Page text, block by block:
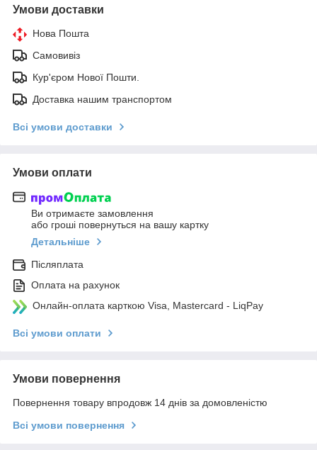
Умови доставки
Нова Пошта
Самовивіз
Кур'єром Нової Пошти.
Доставка нашим транспортом
Всі умови доставки
Умови оплати
Ви отримаєте замовлення
або гроші повернуться на вашу картку
Детальніше
Післяплата
Оплата на рахунок
Онлайн-оплата карткою Visa, Mastercard - LiqPay
Всі умови оплати
Умови повернення
Повернення товару впродовж 14 днів за домовленістю
Всі умови повернення